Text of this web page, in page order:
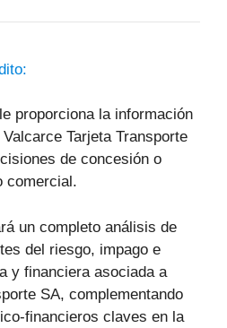
proporciona la información
Tarjeta Transporte
de concesión o
comercial.
un completo análisis de
del riesgo, impago e
y financiera asociada a
SA, complementando
financieros claves en la